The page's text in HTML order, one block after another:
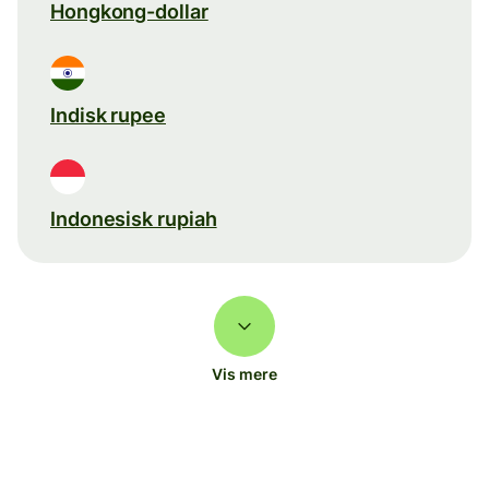
Hongkong-dollar
Indisk rupee
Indonesisk rupiah
Vis mere